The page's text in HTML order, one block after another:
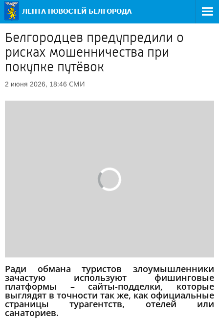
Белгородцев предупредили о
рисках мошенничества при
покупке путёвок
2 июня 2026, 18:46 СМИ
Ради обмана туристов злоумышленники
зачастую используют фишинговые
платформы – сайты-подделки, которые
выглядят в точности так же, как официальные
страницы турагентств, отелей или
санаториев.